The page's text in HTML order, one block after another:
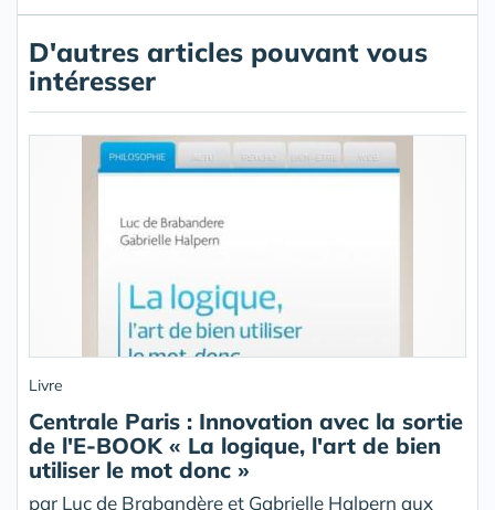
D'autres articles pouvant vous
intéresser
Livre
Centrale Paris : Innovation avec la sortie
de l'E-BOOK « La logique, l'art de bien
utiliser le mot donc »
par Luc de Brabandère et Gabrielle Halpern aux